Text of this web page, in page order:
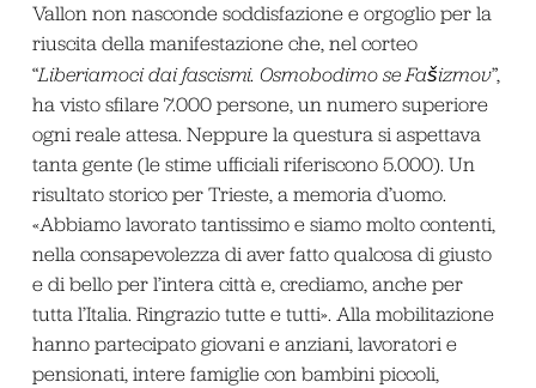
Vallon non nasconde soddisfazione e orgoglio per la
riuscita della manifestazione che, nel corteo
“Liberiamoci dai fascismi. Osmobodimo se Fašizmov”,
ha visto sfilare 7.000 persone, un numero superiore
ogni reale attesa. Neppure la questura si aspettava
tanta gente (le stime ufficiali riferiscono 5.000). Un
risultato storico per Trieste, a memoria d’uomo.
«Abbiamo lavorato tantissimo e siamo molto contenti,
nella consapevolezza di aver fatto qualcosa di giusto
e di bello per l’intera città e, crediamo, anche per
tutta l’Italia. Ringrazio tutte e tutti». Alla mobilitazione
hanno partecipato giovani e anziani, lavoratori e
pensionati, intere famiglie con bambini piccoli,